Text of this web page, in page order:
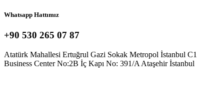
Whatsapp Hattımız
+90 530 265 07 87
Atatürk Mahallesi Ertuğrul Gazi Sokak Metropol İstanbul C1
Business Center No:2B İç Kapı No: 391/A Ataşehir İstanbul